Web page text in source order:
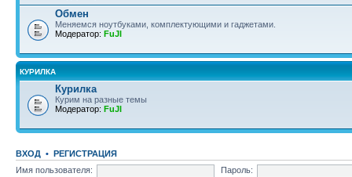
Обмен
Меняемся ноутбуками, комплектующими и гаджетами.
Модератор: FuJI
КУРИЛКА
Курилка
Курим на разные темы
Модератор: FuJI
ВХОД • РЕГИСТРАЦИЯ
Имя пользователя:
Пароль: